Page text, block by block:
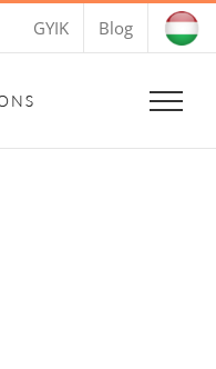
GYIK Blog